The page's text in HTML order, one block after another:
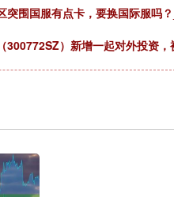
突围国服有点卡，要换国际服吗
300772SZ）新增一起对外投资